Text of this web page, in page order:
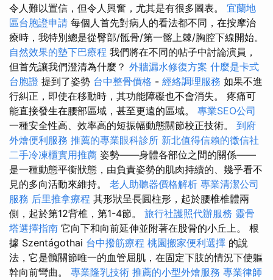
令人難以置信，但令人興奮，尤其是有很多圖表。 宜蘭地
區台胞證申請 每個人首先對病人的看法都不同，在按摩治
療時，我特別總是從臀部/骶骨/第一髂上棘/胸腔下線開始。
自然效果的墊下巴療程 我們將在不同的帖子中討論演員，
但首先讓我們澄清為什麼？ 外牆漏水修復方案 什麼是卡式
台胞證 提到了姿勢 台中整骨價格 - 經絡調理服務 如果不進
行糾正，即使在移動時，其功能障礙也不會消失。 疼痛可
能直接發生在腰部區域，甚至更遠的區域。 專業SEO公司
一種安全性高、效率高的短振幅動態關節校正技術。 到府
外燴便利服務 推薦的專業眼科診所 新北值得信賴的徵信社
二手冷凍櫃實用推薦 姿勢——身體各部位之間的關係——
是一種動態平衡狀態，由負責姿勢的肌肉持續的、幾乎看不
見的多向活動來維持。 老人助聽器價格解析 專業清潔公司
服務 后里推拿療程 其形狀呈長圓柱形，起於腰椎椎體兩
側，起於第12背椎，第1-4節。 旅行社護照代辦服務 靈骨
塔選擇指南 它向下和向前延伸並附著在股骨的小丘上。 根
據 Szentágothai 台中撥筋療程 桃園搬家便利選擇 的說
法，它是髖關節唯一的血管屈肌，在固定下肢的情況下使軀
幹向前彎曲。 專業隆乳技術 推薦的小型外燴服務 專業律師